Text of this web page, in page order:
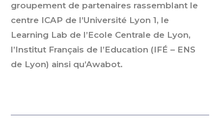
groupement de partenaires rassemblant le
centre ICAP de l’Université Lyon 1, le
Learning Lab de l’Ecole Centrale de Lyon,
l’Institut Français de l’Education (IFÉ – ENS
de Lyon) ainsi qu’Awabot.